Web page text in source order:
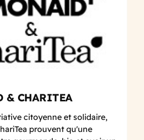
& CHARITEA
citoyenne et solidaire,
prouvent qu'une